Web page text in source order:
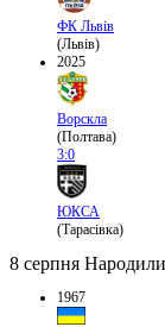
ФК Львів
(Львів)
2025
Ворскла
(Полтава)
3:0
ЮКСА
(Тарасівка)
8 серпня
1967